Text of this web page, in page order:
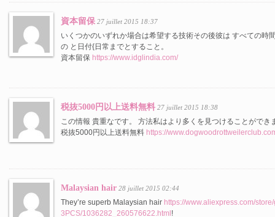
資本留保 27 juillet 2015 18:37
いくつかのいずれか場合は希望する技術その後彼は すべての時
の と日付{日常までとすること。
資本留保 https://www.idglindia.com/
税抜5000円以上送料無料 27 juillet 2015 18:38
この情報 貴重なです。 方法私はより多くを見つけることができ
税抜5000円以上送料無料 https://
Malaysian hair 28 juillet 2015 02:44
They’re superb Malaysian hair https://www.aliexpress.com/
3PCS/1036282_260576622.html !